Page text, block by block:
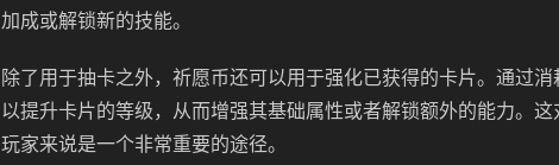
加成或解锁新的技能。
除了用于抽卡之外，祈愿币还可以用于强化已获得的卡片。通过
以提升卡片的等级，从而增强其基础属性或者解锁额外的能力。
玩家来说是一个非常重要的途径。